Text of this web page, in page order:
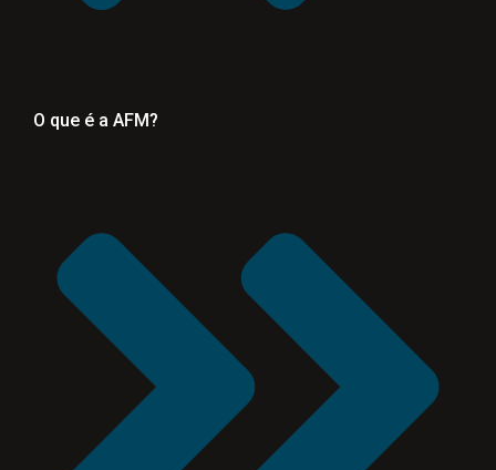
O que é a AFM?